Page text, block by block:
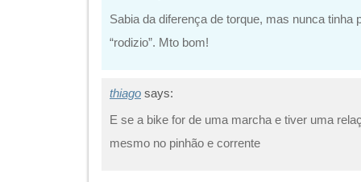
Sabia da diferença de torque, mas nunca tinha
“rodizio”. Mto bom!
thiago says:
E se a bike for de uma marcha e tiver uma
mesmo no pinhão e corrente